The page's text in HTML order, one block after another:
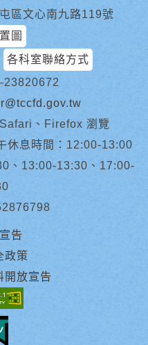
區文心南九路119號
圖
各科室聯絡方式
23820672
、Firefox 瀏覽
休息時間：12:00-13:00
、13:00-13:30、17:00-
告
政策
開放宣告